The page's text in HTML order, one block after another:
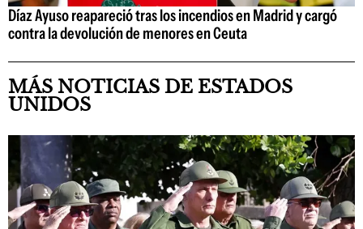
Díaz Ayuso reapareció tras los incendios en Madrid y cargó
contra la devolución de menores en Ceuta
MÁS NOTICIAS DE ESTADOS
UNIDOS